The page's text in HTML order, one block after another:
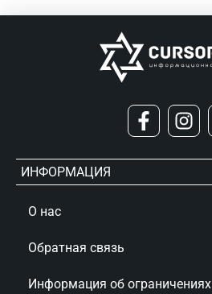
ИНФОРМАЦИЯ
О нас
Обратная связь
Информация об ограничениях